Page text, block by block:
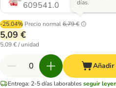
609541.0
-25.04% Precio normal6,79 €
días.
5,09 €
5,09 € / unidad
Añadir
Entrega: 2-5 días laborablesseguir